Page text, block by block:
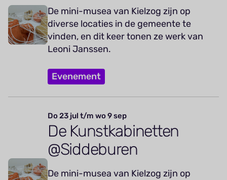
De mini-musea van Kielzog zijn op
diverse locaties in de gemeente te
vinden, en dit keer tonen ze werk van
Leoni Janssen.
Evenement
Do 23 jul t/m wo 9 sep
De Kunstkabinetten
@Siddeburen
De mini-musea van Kielzog zijn op